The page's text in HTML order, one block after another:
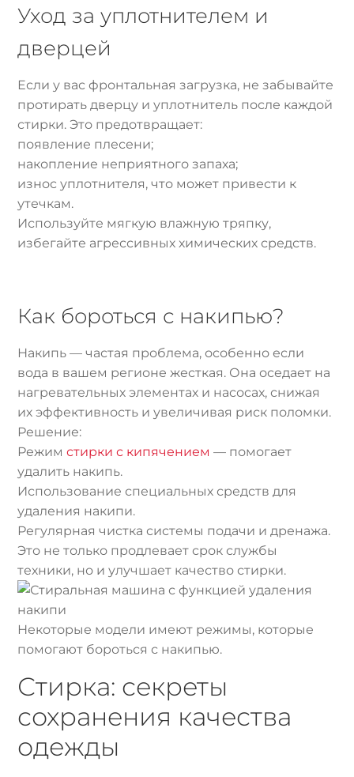
Уход за уплотнителем и
дверцей
Если у вас фронтальная загрузка, не забывайте
протирать дверцу и уплотнитель после каждой
стирки. Это предотвращает:
появление плесени;
накопление неприятного запаха;
износ уплотнителя, что может привести к
утечкам.
Используйте мягкую влажную тряпку,
избегайте агрессивных химических средств.
Как бороться с накипью?
Накипь — частая проблема, особенно если
вода в вашем регионе жесткая. Она оседает на
нагревательных элементах и насосах, снижая
их эффективность и увеличивая риск поломки.
Решение:
Режимстирки с кипячением — помогает
удалить накипь.
Использование специальных средств для
удаления накипи.
Регулярная чистка системы подачи и дренажа.
Это не только продлевает срок службы
техники, но и улучшает качество стирки.
Некоторые модели имеют режимы, которые
помогают бороться с накипью.
Стирка: секреты
сохранения качества
одежды